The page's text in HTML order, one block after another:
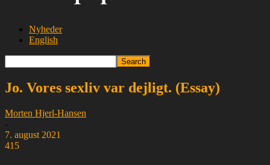
Nyheder
English
Jo. Vores sexliv var dejligt. (Essay)
Morten Hjerl-Hansen
-
7. august 2021
415